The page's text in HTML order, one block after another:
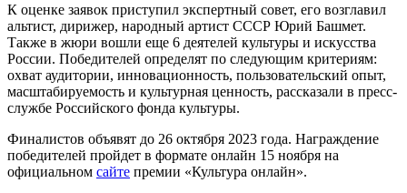
К оценке заявок приступил экспертный совет, его возглавил
альтист, дирижер, народный артист СССР Юрий Башмет.
Также в жюри вошли еще 6 деятелей культуры и искусства
России. Победителей определят по следующим критериям:
охват аудитории, инновационность, пользовательский опыт,
масштабируемость и культурная ценность, рассказали в пресс-
службе Российского фонда культуры.
Финалистов объявят до 26 октября 2023 года. Награждение
победителей пройдет в формате онлайн 15 ноября на
официальном сайте премии «Культура онлайн».